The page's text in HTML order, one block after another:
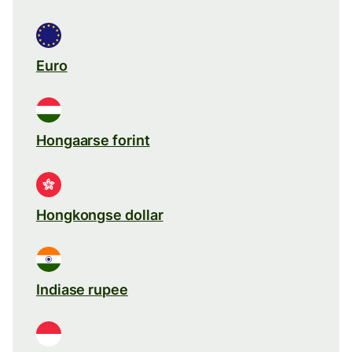
Euro
Hongaarse forint
Hongkongse dollar
Indiase rupee